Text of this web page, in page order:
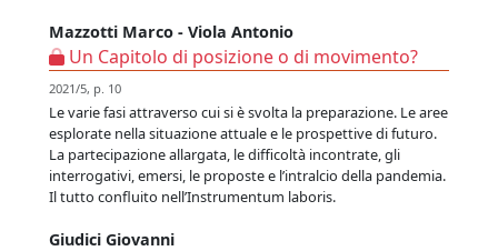
Mazzotti Marco - Viola Antonio
Un Capitolo di posizione o di movimento?
2021/5, p. 10
Le varie fasi attraverso cui si è svolta la preparazione. Le aree
esplorate nella situazione attuale e le prospettive di futuro.
La partecipazione allargata, le difficoltà incontrate, gli
interrogativi, emersi, le proposte e l’intralcio della pandemia.
Il tutto confluito nell’Instrumentum laboris.
Giudici Giovanni